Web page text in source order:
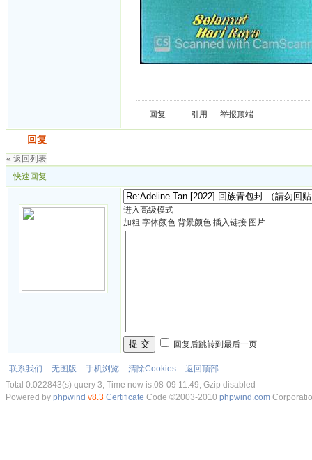
回复 引用 举报顶端
回复
« 返回列表
快速回复
进入高级模式
加粗 字体颜色 背景颜色 插入链接 图片
提 交 回复后跳转到最后一页
联系我们 无图版 手机浏览 清除Cookies
返回顶部
Total 0.022843(s) query 3, Time now is:08-09 11:49, Gzip disabled
Powered by phpwind v8.3 Certificate Code ©2003-2010 phpwind.com